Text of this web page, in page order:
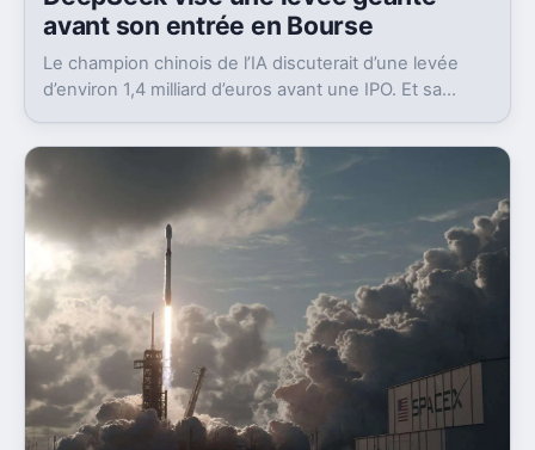
avant son entrée en Bourse
Le champion chinois de l’IA discuterait d’une levée
d’environ 1,4 milliard d’euros avant une IPO. Et sa